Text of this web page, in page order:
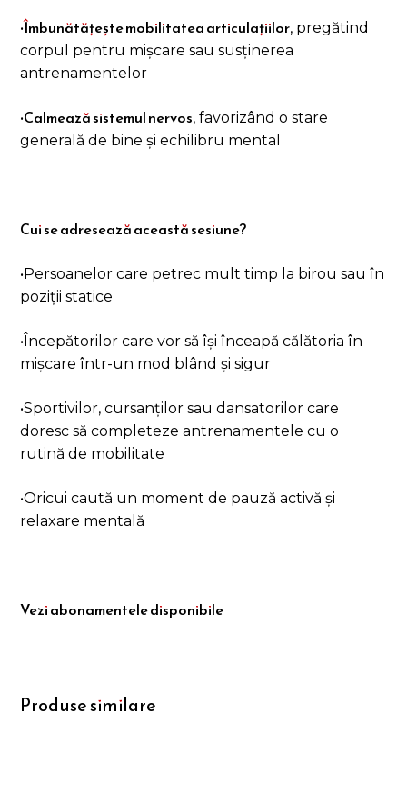
•Îmbunătățește mobilitatea articulațiilor, pregătind
corpul pentru mișcare sau susținerea
antrenamentelor
•Calmează sistemul nervos, favorizând o stare
generală de bine și echilibru mental
Cui se adresează această sesiune?
•Persoanelor care petrec mult timp la birou sau în
poziții statice
•Începătorilor care vor să își înceapă călătoria în
mișcare într-un mod blând și sigur
•Sportivilor, cursanților sau dansatorilor care
doresc să completeze antrenamentele cu o
rutină de mobilitate
•Oricui caută un moment de pauză activă și
relaxare mentală
Vezi abonamentele disponibile
Produse similare